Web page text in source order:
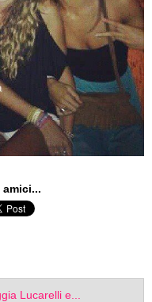
Lucarelli e...